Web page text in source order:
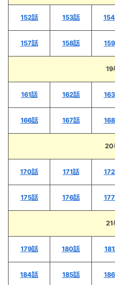
152話 153話
157話 158話
19
161話 162話
166話 167話
20
170話 171話
175話 176話
21
179話 180話
184話 185話